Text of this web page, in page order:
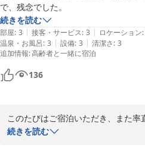
で、残念でした。
続きを読む
部屋: 3 | 接客・サービス: 3 | ロケーション:
温泉・お風呂: 3 | 設備: 3 | 清潔さ: 3
追加情報:高齢者と一緒に宿泊
136
このたびはご宿泊いただき、また率
誠にありがとうございます。
続きを読む